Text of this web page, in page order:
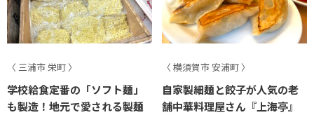
〈 三浦市 栄町 〉
学校給食定番の「ソフト麺」
も製造！地元で愛される製麺
〈 横須賀市 安浦町 〉
自家製細麺と餃子が人気の老
舗中華料理屋さん『上海亭』